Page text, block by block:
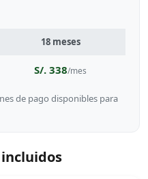
18 meses
S/. 338/mes
de pago disponibles para